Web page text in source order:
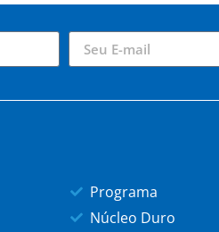
Programa
Núcleo Duro